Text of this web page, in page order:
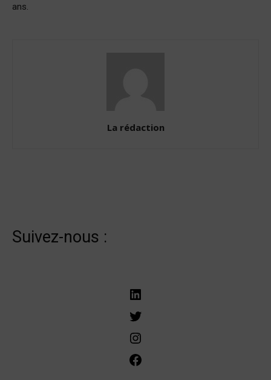
ans.
La rédaction
Suivez-nous :
LinkedIn
Twitter
Instagram
Facebook